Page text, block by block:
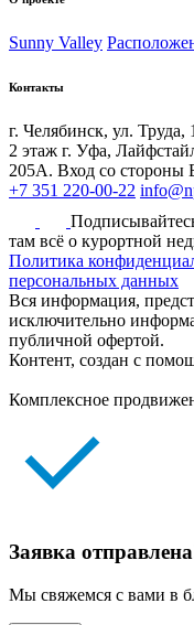
Sunny Valley
Контакты
г. Челябинск, ул. Труда,
2 этаж г. Уфа,
205А. Вход со стороны
+7 351 220-00-22
там всё о курортной
Политика
персональных данных
Вся информация,
исключительно
публичной офертой.
Контент, создан с
Комплексное
Заявка
Мы свяжемся с вами в